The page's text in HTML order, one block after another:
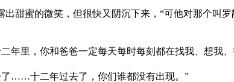
蜜的微笑，但很快又阴沉下来，“可他对那个叫罗
里，你和爸爸一定每天每时每刻都在找我、想我
……十二年过去了，你们谁都没有出现。”